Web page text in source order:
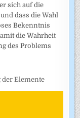
sich auf die
dass die Wahl
Bekenntnis
die Wahrheit
des Problems
Elemente